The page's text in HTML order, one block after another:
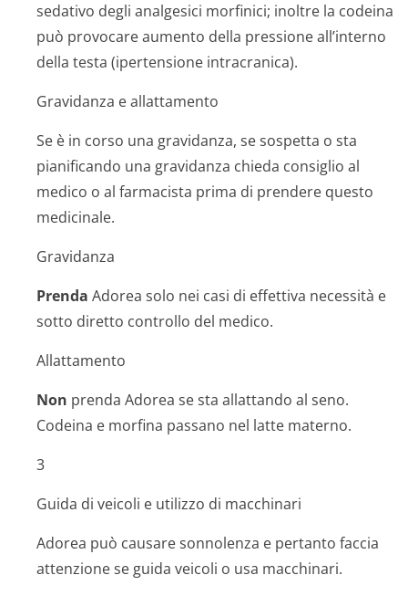
sedativo degli analgesici morfinici; inoltre la codeina
può provocare aumento della pressione all’interno
della testa (ipertensione intracranica).
Gravidanza e allattamento
Se è in corso una gravidanza, se sospetta o sta
pianificando una gravidanza chieda consiglio al
medico o al farmacista prima di prendere questo
medicinale.
Gravidanza
Prenda Adorea solo nei casi di effettiva necessità e
sotto diretto controllo del medico.
Allattamento
Non prenda Adorea se sta allattando al seno.
Codeina e morfina passano nel latte materno.
3
Guida di veicoli e utilizzo di macchinari
Adorea può causare sonnolenza e pertanto faccia
attenzione se guida veicoli o usa macchinari.